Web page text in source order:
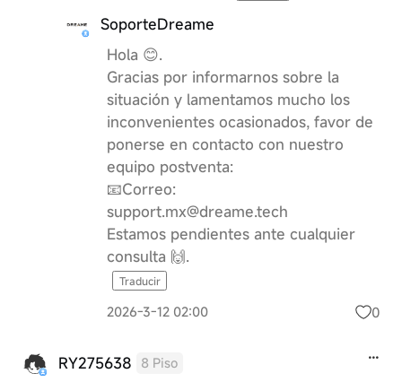
SoporteDreame
Hola 😊.
Gracias por informarnos sobre la
situación y lamentamos mucho los
inconvenientes ocasionados, favor de
ponerse en contacto con nuestro
equipo postventa:
📧Correo:
support.mx@dreame.tech
Estamos pendientes ante cualquier
consulta 🙌.
Traducir
2026-3-12 02:00 0
RY275638 8 Piso